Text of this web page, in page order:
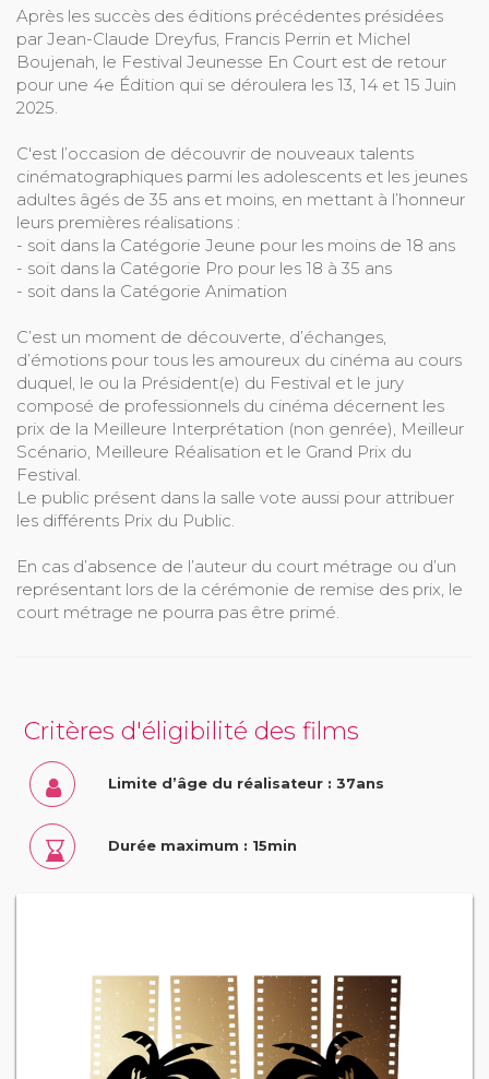
Après les succès des éditions précédentes présidées
par Jean-Claude Dreyfus, Francis Perrin et Michel
Boujenah, le Festival Jeunesse En Court est de retour
pour une 4e Édition qui se déroulera les 13, 14 et 15 Juin
2025.
C'est l’occasion de découvrir de nouveaux talents
cinématographiques parmi les adolescents et les jeunes
adultes âgés de 35 ans et moins, en mettant à l’honneur
leurs premières réalisations :
- soit dans la Catégorie Jeune pour les moins de 18 ans
- soit dans la Catégorie Pro pour les 18 à 35 ans
- soit dans la Catégorie Animation
C’est un moment de découverte, d’échanges,
d’émotions pour tous les amoureux du cinéma au cours
duquel, le ou la Président(e) du Festival et le jury
composé de professionnels du cinéma décernent les
prix de la Meilleure Interprétation (non genrée), Meilleur
Scénario, Meilleure Réalisation et le Grand Prix du
Festival.
Le public présent dans la salle vote aussi pour attribuer
les différents Prix du Public.
En cas d’absence de l’auteur du court métrage ou d’un
représentant lors de la cérémonie de remise des prix, le
court métrage ne pourra pas être primé.
Critères d'éligibilité des films
Limite d’âge du réalisateur : 37ans
Durée maximum : 15min